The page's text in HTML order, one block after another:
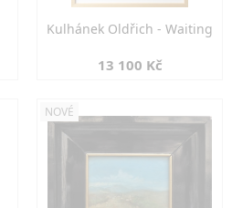
Kulhánek Oldřich - Waiting
13 100 Kč
NOVÉ